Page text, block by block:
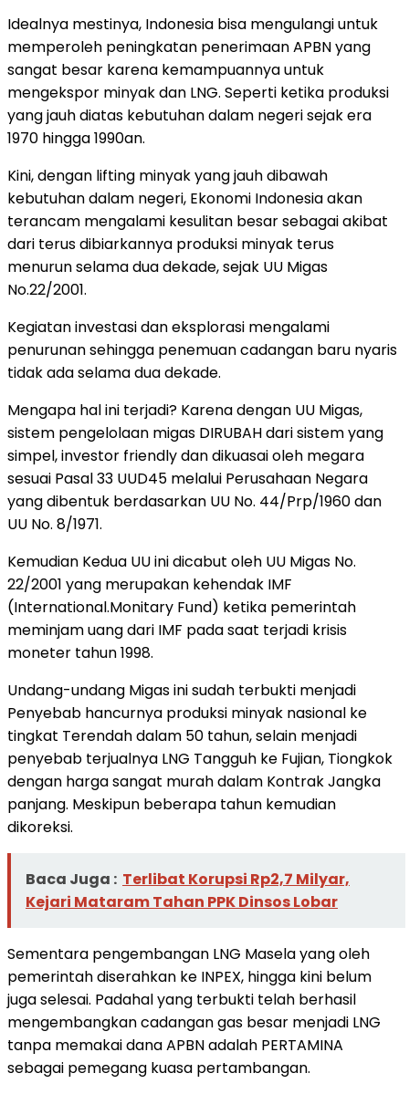
Idealnya mestinya, Indonesia bisa mengulangi untuk
memperoleh peningkatan penerimaan APBN yang
sangat besar karena kemampuannya untuk
mengekspor minyak dan LNG. Seperti ketika produksi
yang jauh diatas kebutuhan dalam negeri sejak era
1970 hingga 1990an.
Kini, dengan lifting minyak yang jauh dibawah
kebutuhan dalam negeri, Ekonomi Indonesia akan
terancam mengalami kesulitan besar sebagai akibat
dari terus dibiarkannya produksi minyak terus
menurun selama dua dekade, sejak UU Migas
No.22/2001.
Kegiatan investasi dan eksplorasi mengalami
penurunan sehingga penemuan cadangan baru nyaris
tidak ada selama dua dekade.
Mengapa hal ini terjadi? Karena dengan UU Migas,
sistem pengelolaan migas DIRUBAH dari sistem yang
simpel, investor friendly dan dikuasai oleh megara
sesuai Pasal 33 UUD45 melalui Perusahaan Negara
yang dibentuk berdasarkan UU No. 44/Prp/1960 dan
UU No. 8/1971.
Kemudian Kedua UU ini dicabut oleh UU Migas No.
22/2001 yang merupakan kehendak IMF
(International.Monitary Fund) ketika pemerintah
meminjam uang dari IMF pada saat terjadi krisis
moneter tahun 1998.
Undang-undang Migas ini sudah terbukti menjadi
Penyebab hancurnya produksi minyak nasional ke
tingkat Terendah dalam 50 tahun, selain menjadi
penyebab terjualnya LNG Tangguh ke Fujian, Tiongkok
dengan harga sangat murah dalam Kontrak Jangka
panjang. Meskipun beberapa tahun kemudian
dikoreksi.
Baca Juga : Terlibat Korupsi Rp2,7 Milyar,
Kejari Mataram Tahan PPK Dinsos Lobar
Sementara pengembangan LNG Masela yang oleh
pemerintah diserahkan ke INPEX, hingga kini belum
juga selesai. Padahal yang terbukti telah berhasil
mengembangkan cadangan gas besar menjadi LNG
tanpa memakai dana APBN adalah PERTAMINA
sebagai pemegang kuasa pertambangan.